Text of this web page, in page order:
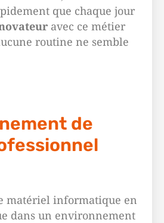
que chaque jour
avec ce métier
routine ne semble
de
matériel informatique en
dans un environnement